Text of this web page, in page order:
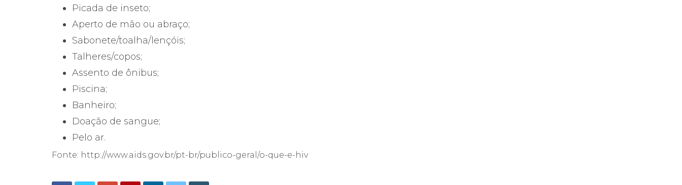
Picada de inseto;
Aperto de mão ou abraço;
Sabonete/toalha/lençóis;
Talheres/copos;
Assento de ônibus;
Piscina;
Banheiro;
Doação de sangue;
Pelo ar.
Fonte: http://www.aids.gov.br/pt-br/publico-geral/o-que-e-hiv